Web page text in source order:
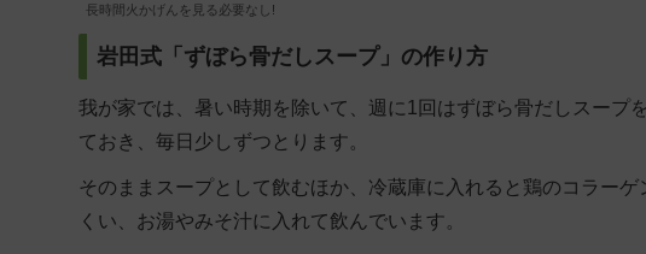
長時間火かげんを見る必要なし!
岩田式「ずぼら骨だしスープ」の作り方
我が家では、暑い時期を除いて、週に1回はずぼら骨だしスープ
ておき、毎日少しずつとります。
そのままスープとして飲むほか、冷蔵庫に入れると鶏のコラー
くい、お湯やみそ汁に入れて飲んでいます。